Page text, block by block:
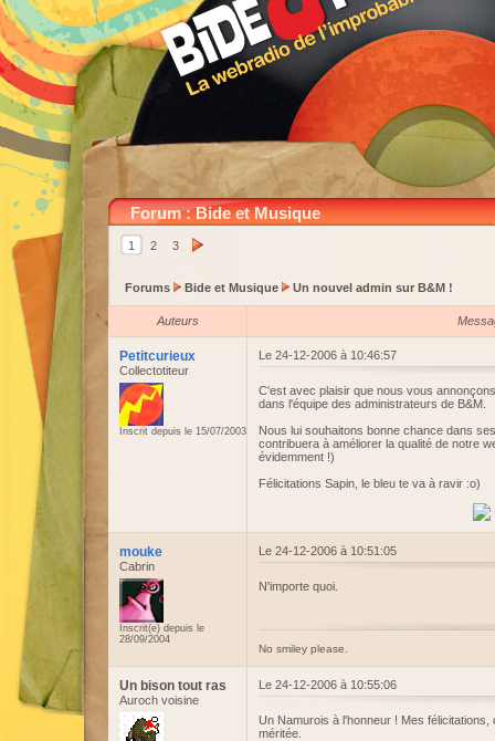
Forum : Bide et Musique
1 2 3
Forums Bide et Musique Un nouvel admin sur B&M !
Auteurs
Petitcurieux
Collectotiteur
Inscrit depuis le 15/07/2003
Le 24-12-2006 à 10:46:57
C'est avec plaisir que nous vous
dans l'équipe des administrateurs de B&M.
Nous lui souhaitons bonne chance dans
contribuera à améliorer la qualité de notre
évidemment !)
Félicitations Sapin, le bleu te va à ravir :o)
mouke
Cabrin
Inscrit(e) depuis le
28/09/2004
Le 24-12-2006 à 10:51:05
N'importe quoi.
No smiley please.
Un bison tout ras
Auroch voisine
Le 24-12-2006 à 10:55:06
Un Namurois à l'honneur ! Mes
méritée.